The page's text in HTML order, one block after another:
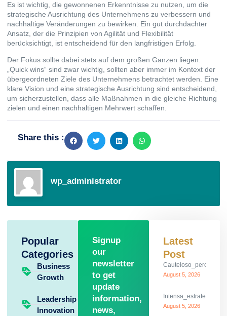
Es ist wichtig, die gewonnenen Erkenntnisse zu nutzen, um die
strategische Ausrichtung des Unternehmens zu verbessern und
nachhaltige Veränderungen zu bewirken. Ein gut durchdachter
Ansatz, der die Prinzipien von Agilität und Flexibilität
berücksichtigt, ist entscheidend für den langfristigen Erfolg.
Der Fokus sollte dabei stets auf dem großen Ganzen liegen.
„Quick wins“ sind zwar wichtig, sollten aber immer im Kontext der
übergeordneten Ziele des Unternehmens betrachtet werden. Eine
klare Vision und eine strategische Ausrichtung sind entscheidend,
um sicherzustellen, dass alle Maßnahmen in die gleiche Richtung
zielen und einen nachhaltigen Mehrwert schaffen.
Share this :
wp_administrator
Popular
Categories
Business
Growth
Leadership
Innovation
Signup
our
newsletter
to get
update
information,
news,
Latest
Post
August 5, 2026
August 5, 2026